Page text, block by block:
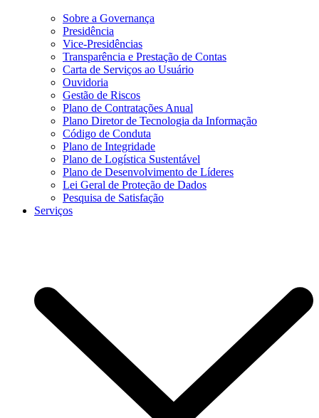
Sobre a Governança
Presidência
Vice-Presidências
Transparência e Prestação de Contas
Carta de Serviços ao Usuário
Ouvidoria
Gestão de Riscos
Plano de Contratações Anual
Plano Diretor de Tecnologia da Informação
Código de Conduta
Plano de Integridade
Plano de Logística Sustentável
Plano de Desenvolvimento de Líderes
Lei Geral de Proteção de Dados
Pesquisa de Satisfação
Serviços